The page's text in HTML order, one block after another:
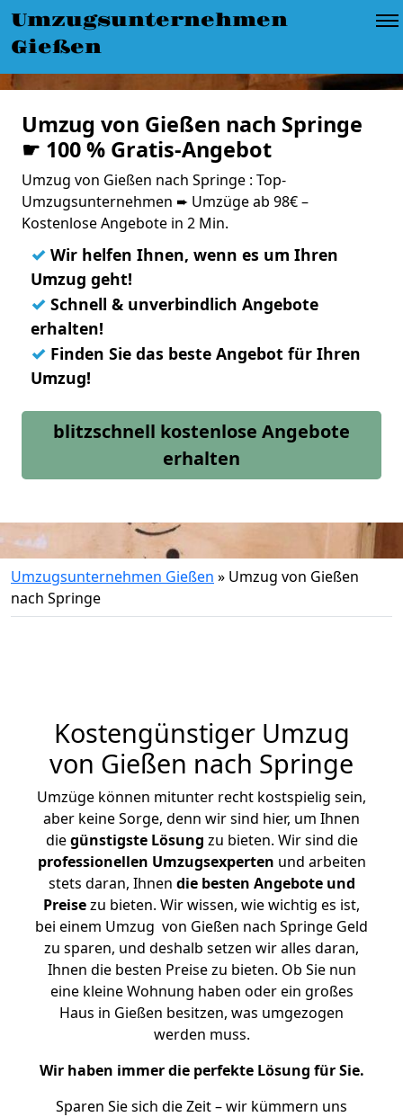
Umzugsunternehmen
Gießen
Umzug von Gießen nach Springe
☛ 100 % Gratis-Angebot
Umzug von Gießen nach Springe : Top-
Umzugsunternehmen ➨ Umzüge ab 98€ –
Kostenlose Angebote in 2 Min.
✓ Wir helfen Ihnen, wenn es um Ihren
Umzug geht!
✓ Schnell & unverbindlich Angebote
erhalten!
✓ Finden Sie das beste Angebot für Ihren
Umzug!
blitzschnell kostenlose Angebote
erhalten
Umzugsunternehmen Gießen » Umzug von Gießen
nach Springe
Kostengünstiger Umzug
von Gießen nach Springe
Umzüge können mitunter recht kostspielig sein,
aber keine Sorge, denn wir sind hier, um Ihnen
diegünstigste Lösung zu bieten. Wir sind die
professionellen Umzugsexperten und arbeiten
stets daran, Ihnen die besten Angebote und
Preisezu bieten. Wir wissen, wie wichtig es ist,
bei einem Umzug von Gießen nach Springe Geld
zu sparen, und deshalb setzen wir alles daran,
Ihnen die besten Preise zu bieten. Ob Sie nun
eine kleine Wohnung haben oder ein großes
Haus in Gießen besitzen, was umgezogen
werden muss.
Wir haben immer die perfekte Lösung für Sie.
Sparen Sie sich die Zeit – wir kümmern uns